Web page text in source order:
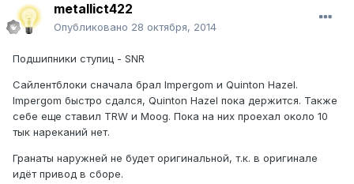
metallict422
Опубликовано 28 октября, 2014
Подшипники ступиц - SNR
Сайлентблоки сначала брал Impergom и Quinton Hazel.
Impergom быстро сдался, Quinton Hazel пока держится. Также
себе еще ставил TRW и Moog. Пока на них проехал около 10
тык нареканий нет.
Гранаты наружней не будет оригинальной, т.к. в оригинале
идёт привод в сборе.